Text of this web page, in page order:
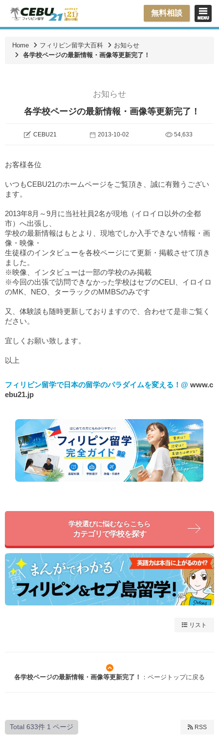
無料相談
Home フィリピン留学大百科
お知らせ
各学校ページの最新情報・画像等更新完了！
お知らせ
各学校ページの最新情報・画像等更新完了！
CEBU21 2013-10-02 54,633
お客様各位
いつもCEBU21のホームページをご覧頂き、誠に有難うござい
ます。
2013年8月～9月に当社社員2名が現地（イロイロ以外の全都
市）へ出張し、
学校の最新情報はもとより、現地でしか入手できない情報・画
像・映像・
生徒様のインタビューを各校ページにて更新・掲載させて頂き
ました。
※映像、インタビューは一部の学校のみ掲載
※今回の出張で訪問できなかった学校はセブのCELI、イロイロ
のMK、NEO、ターラックのMMBSのみです
又、 体験談 も随時更新しておりますので、合わせて是非ご覧く
ださい。
宜しくお願い致します。
以上
フィリピン留学で日本の留学のパラダイムを変える！@ www.c
ebu21.jp
学校選びに悩むならこちら
カテゴリで学校を探す
リスト
各学校ページの最新情報・画像等更新完了！ ：ページトップに戻る
Total 633件 1 ページ RSS